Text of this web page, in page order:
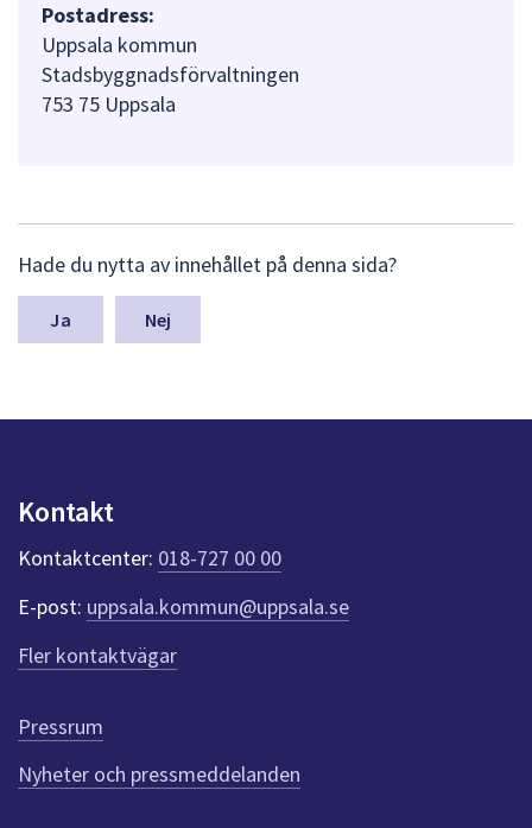
Postadress:
Uppsala kommun
Stadsbyggnadsförvaltningen
753 75 Uppsala
ä
m
a
n
k
e
r
f
ö
r
e
n
n
a
Hade du nytta av innehållet på denna sida?
Nej
Kontakt
Kontaktcenter: 018-727 00 00
E-post: uppsala.kommun@uppsala.se
Fler kontaktvägar
Pressrum
Nyheter och pressmeddelanden